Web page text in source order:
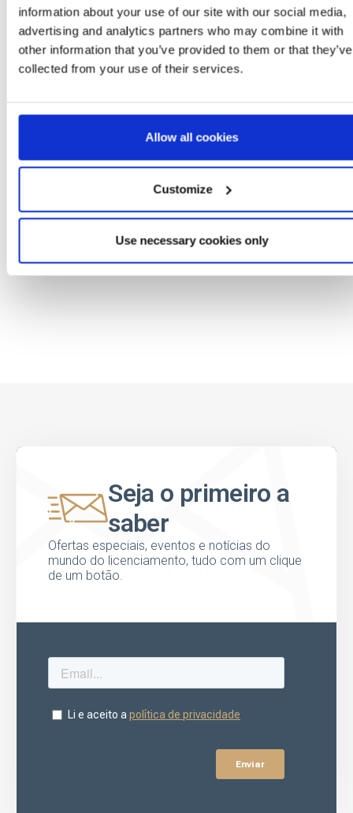
information about your use of our site with our social media,
advertising and analytics partners who may combine it with
other information that you’ve provided to them or that they’ve
collected from your use of their services.
Allow all cookies
Customize
Use necessary cookies only
Ref: 2900003651
Seja o primeiro a
saber
Ofertas especiais, eventos e notícias do
mundo do licenciamento, tudo com um clique
de um botão.